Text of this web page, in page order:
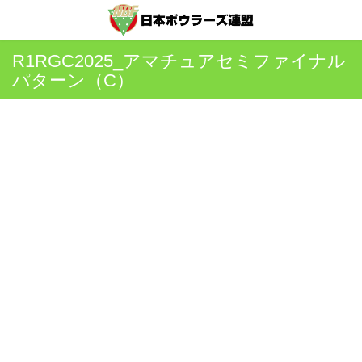
R1RGC2025_アマチュアセミファイナル
パターン（C）